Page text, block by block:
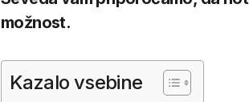
možnost.
Kazalo vsebine